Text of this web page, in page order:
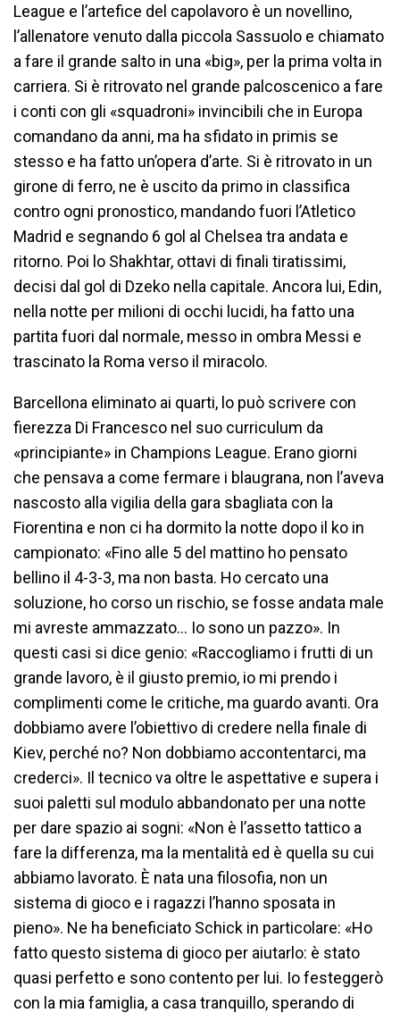
League e l’artefice del capolavoro è un novellino,
l’allenatore venuto dalla piccola Sassuolo e chiamato
a fare il grande salto in una «big», per la prima volta in
carriera. Si è ritrovato nel grande palcoscenico a fare
i conti con gli «squadroni» invincibili che in Europa
comandano da anni, ma ha sfidato in primis se
stesso e ha fatto un’opera d’arte. Si è ritrovato in un
girone di ferro, ne è uscito da primo in classifica
contro ogni pronostico, mandando fuori l’Atletico
Madrid e segnando 6 gol al Chelsea tra andata e
ritorno. Poi lo Shakhtar, ottavi di finali tiratissimi,
decisi dal gol di Dzeko nella capitale. Ancora lui, Edin,
nella notte per milioni di occhi lucidi, ha fatto una
partita fuori dal normale, messo in ombra Messi e
trascinato la Roma verso il miracolo.
Barcellona eliminato ai quarti, lo può scrivere con
fierezza Di Francesco nel suo curriculum da
«principiante» in Champions League. Erano giorni
che pensava a come fermare i blaugrana, non l’aveva
nascosto alla vigilia della gara sbagliata con la
Fiorentina e non ci ha dormito la notte dopo il ko in
campionato: «Fino alle 5 del mattino ho pensato
bellino il 4-3-3, ma non basta. Ho cercato una
soluzione, ho corso un rischio, se fosse andata male
mi avreste ammazzato… Io sono un pazzo». In
questi casi si dice genio: «Raccogliamo i frutti di un
grande lavoro, è il giusto premio, io mi prendo i
complimenti come le critiche, ma guardo avanti. Ora
dobbiamo avere l’obiettivo di credere nella finale di
Kiev, perché no? Non dobbiamo accontentarci, ma
crederci». Il tecnico va oltre le aspettative e supera i
suoi paletti sul modulo abbandonato per una notte
per dare spazio ai sogni: «Non è l’assetto tattico a
fare la differenza, ma la mentalità ed è quella su cui
abbiamo lavorato. È nata una filosofia, non un
sistema di gioco e i ragazzi l’hanno sposata in
pieno». Ne ha beneficiato Schick in particolare: «Ho
fatto questo sistema di gioco per aiutarlo: è stato
quasi perfetto e sono contento per lui. Io festeggerò
con la mia famiglia, a casa tranquillo, sperando di